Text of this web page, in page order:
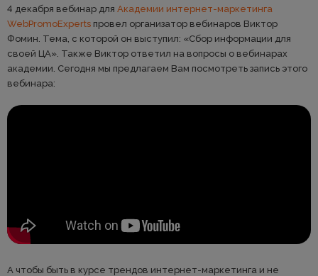
4 декабря вебинар для Академии интернет-маркетинга
WebPromoExperts провел организатор вебинаров Виктор
Фомин. Тема, с которой он выступил: «Сбор информации для
своей ЦА». Также Виктор ответил на вопросы о вебинарах
академии. Сегодня мы предлагаем Вам посмотреть запись этого
вебинара:
А чтобы быть в курсе трендов интернет-маркетинга и не